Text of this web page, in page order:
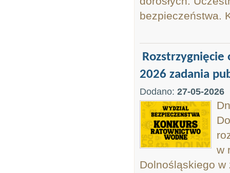
bezpieczeństwa.
2026 zadania
Dodano: 27-05-2026
w
Dolnośląskiego